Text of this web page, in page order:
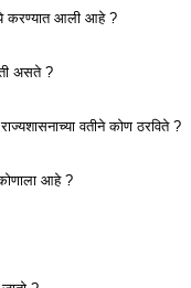
करण्यात आली आहे ?
असते ?
वतीने कोण ठरविते ?
आहे ?